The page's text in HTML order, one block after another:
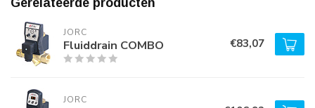
Gerelateerde producten
JORC
Fluiddrain COMBO €83,07
JORC